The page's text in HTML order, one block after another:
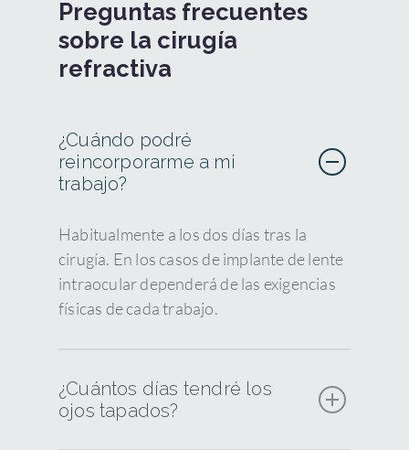
Preguntas frecuentes
sobre la cirugía
refractiva
¿Cuándo podré
reincorporarme a mi
trabajo?
Habitualmente a los dos días tras la
cirugía. En los casos de implante de lente
intraocular dependerá de las exigencias
físicas de cada trabajo.
¿Cuántos días tendré los
ojos tapados?